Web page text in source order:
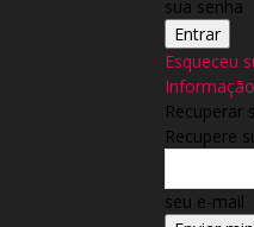
sua senha
Esqueceu
Recuperar
Recupere
seu e-mail